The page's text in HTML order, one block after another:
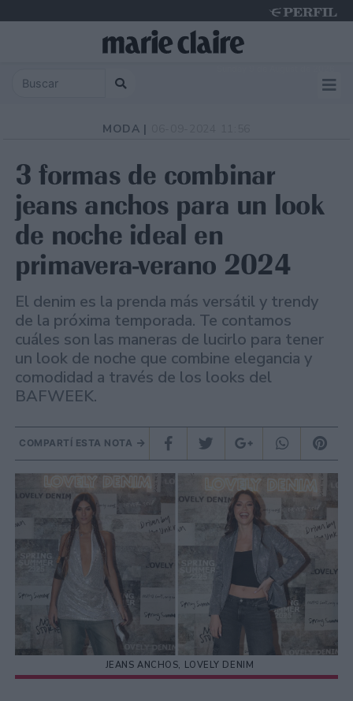
MODA |
3 formas de combinar
jeans anchos para un look
de noche ideal en
primavera-verano 2024
El denim es la prenda más versátil y trendy
de la próxima temporada. Te contamos
cuáles son las maneras de lucirlo para tener
un look de noche que combine elegancia y
comodidad a través de los looks del
BAFWEEK.
COMPARTÍ ESTA NOTA
JEANS ANCHOS, LOVELY DENIM